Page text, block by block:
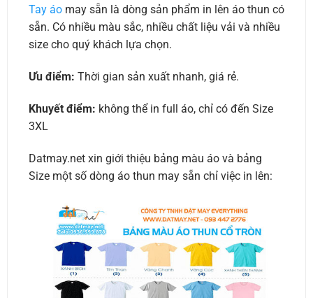
Tay áomay sẵn là dòng sản phẩm in lên áo thun có
sẵn. Có nhiều màu sắc, nhiều chất liệu vải và nhiều
size cho quý khách lựa chọn.
Ưu điểm: Thời gian sản xuất nhanh, giá rẻ.
Khuyết điểm: không thể in full áo, chỉ có đến Size
3XL
Datmay.net xin giới thiệu bảng màu áo và bảng
Size một số dòng áo thun may sẵn chỉ việc in lên: